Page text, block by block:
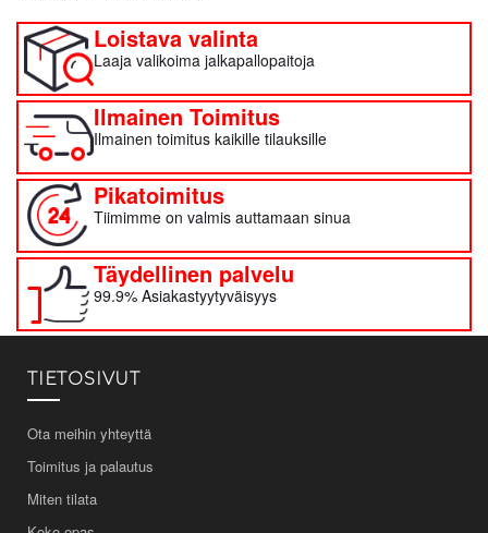
Loistava valinta
Laaja valikoima jalkapallopaitoja
Ilmainen Toimitus
Ilmainen toimitus kaikille tilauksille
Pikatoimitus
Tiimimme on valmis auttamaan sinua
Täydellinen palvelu
99.9% Asiakastyytyväisyys
TIETOSIVUT
Ota meihin yhteyttä
Toimitus ja palautus
Miten tilata